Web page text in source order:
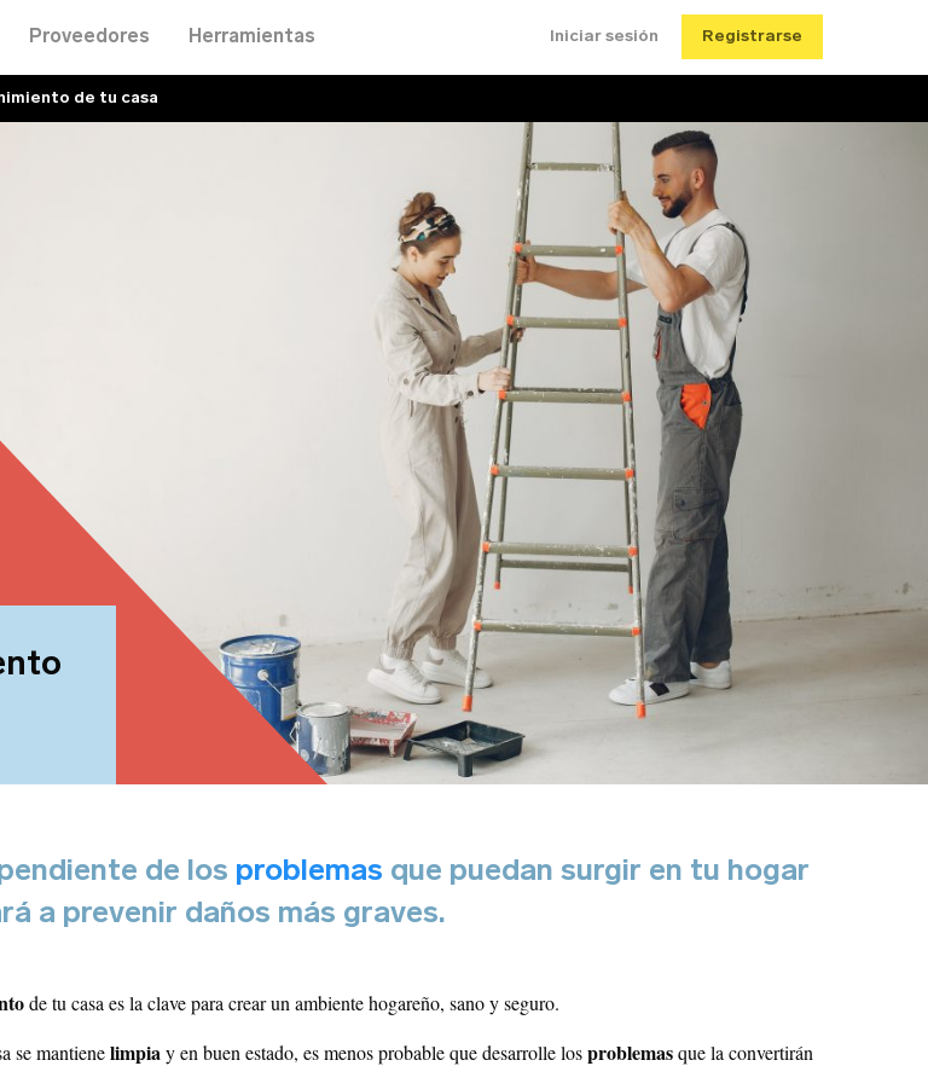
Proveedores Herramientas Iniciar sesión Registrarse
de tu casa
de los problemas que puedan surgir en tu hogar
a prevenir daños más graves.
de tu casa es la clave para crear un ambiente hogareño, sano y seguro.
se mantienelimpiay en buen estado, es menos probable que desarrolle losproblemasque la convertirán